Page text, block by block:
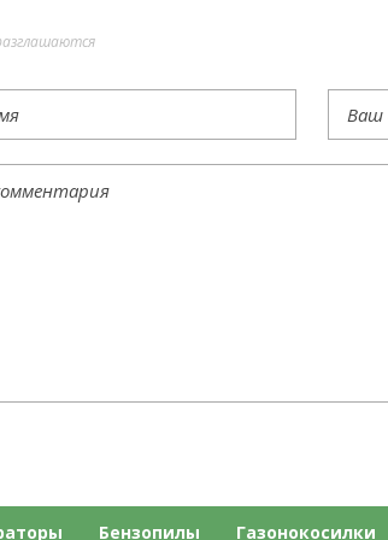
Бензопилы Газонокосилки